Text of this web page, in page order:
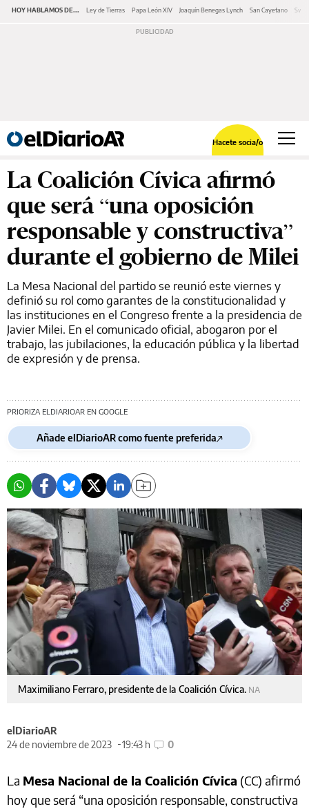
HOY HABLAMOS DE... Ley de Tierras Papa León XIV Joaquín Benegas Lynch San Cayetano
Hacete socia/o
La Coalición Cívica afirmó
que será “una oposición
responsable y constructiva”
durante el gobierno de Milei
La Mesa Nacional del partido se reunió este viernes y
definió su rol como garantes de la constitucionalidad y
las instituciones en el Congreso frente a la presidencia de
Javier Milei. En el comunicado oficial, abogaron por el
trabajo, las jubilaciones, la educación pública y la libertad
de expresión y de prensa.
PRIORIZA ELDIARIOAR EN GOOGLE
Añade elDiarioAR como fuente preferida
Maximiliano Ferraro, presidente de la Coalición Cívica. NA
elDiarioAR
24 de noviembre de 2023
19:43 h 0
La Mesa Nacional de la Coalición Cívica (CC) afirmó
hoy que será “una oposición responsable, constructiva